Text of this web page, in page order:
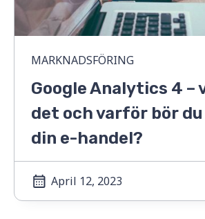
MARKNADSFÖRING
Google Analytics 4 –
det och varför bör
din e-handel?
April 12, 2023